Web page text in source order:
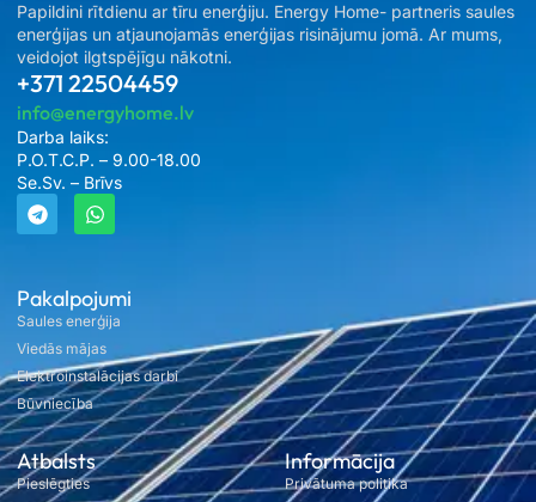
Pakalpojumi
Saules enerģija
Viedās mājas
Elektroinstalācijas darbi
Būvniecība
Atbalsts
Pieslēgties
Informācija
Privātuma politika
Papildini rītdienu ar tīru enerģiju. Energy Home- partneris saules
enerģijas un atjaunojamās enerģijas risinājumu jomā. Ar mums,
veidojot ilgtspējīgu nākotni.
+371 22504459
info@energyhome.lv
Darba laiks:
P.O.T.C.P. – 9.00-18.00
Se.Sv. – Brīvs